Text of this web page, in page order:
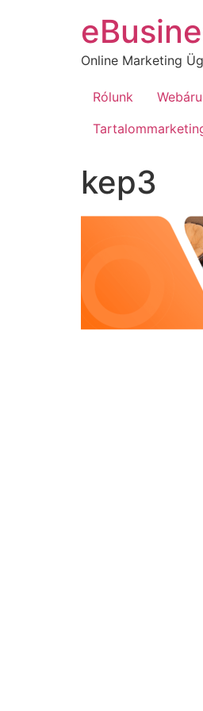
Online Marketing
Rólunk
kep3